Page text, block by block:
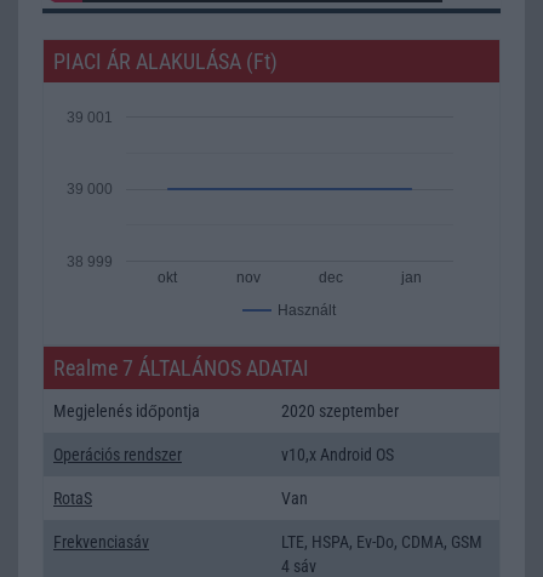
PIACI ÁR ALAKULÁSA (Ft)
Használt
okt nov dec jan
38 999
39 000
39 001
Realme 7 ÁLTALÁNOS ADATAI
Megjelenés időpontja 2020 szeptember
Operációs rendszer v10,x Android OS
RotaS Van
Frekvenciasáv
LTE, HSPA, Ev-Do, CDMA, GSM
4 sáv